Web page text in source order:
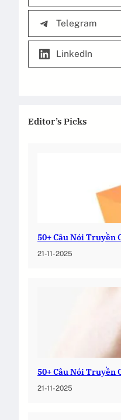
Telegram
LinkedIn
Editor’s Picks
50+ Câu Nói Truyền
21-11-2025
50+ Câu Nói Truyền
21-11-2025